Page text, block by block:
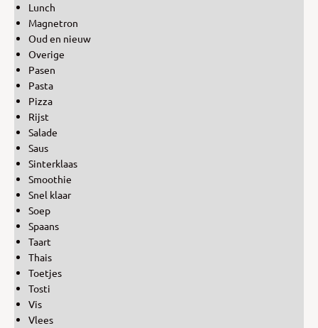
Lunch
Magnetron
Oud en nieuw
Overige
Pasen
Pasta
Pizza
Rijst
Salade
Saus
Sinterklaas
Smoothie
Snel klaar
Soep
Spaans
Taart
Thais
Toetjes
Tosti
Vis
Vlees